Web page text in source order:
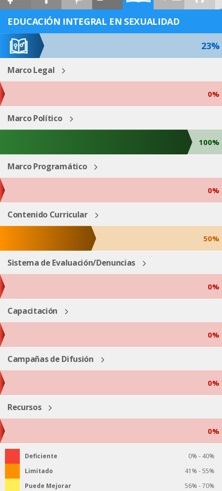
ESP ENG
EDUCACIÓN INTEGRAL EN SEXUALIDAD
23%
Marco Legal
0%
Marco Político
100%
Marco Programático
0%
Contenido Curricular
50%
Sistema de Evaluación/Denuncias
0%
Capacitación
0%
Campañas de Difusión
0%
Recursos
0%
Deficiente
0% - 40%
Limitado
41% - 55%
Puede Mejorar
56% - 70%